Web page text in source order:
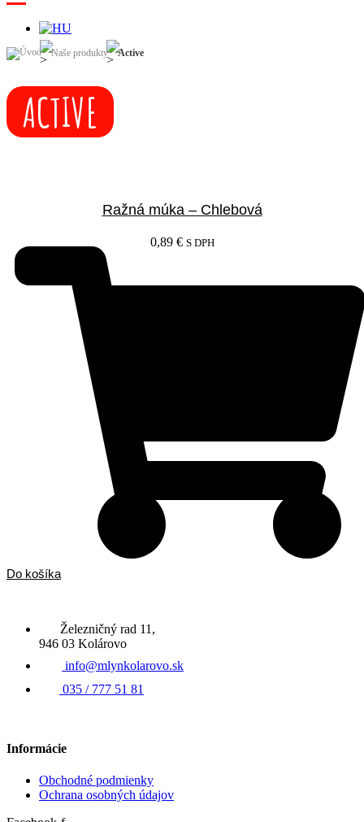
Naše produkty Active
ACTIVE
Ražná múka – Chlebová
0,89 € S DPH
Do košíka
Železničný rad 11,
946 03 Kolárovo
info@mlynkolarovo.sk
035 / 777 51 81
Informácie
Obchodné podmienky
Ochrana osobných údajov